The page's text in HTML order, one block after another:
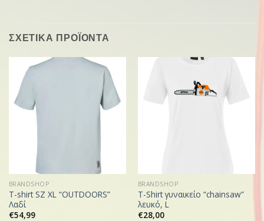
ΣΧΕΤΙΚΑ ΠΡΟΪΟΝΤΑ
BRANDSHOP
T-shirt SZ XL “OUTDOORS”
Λαδί
€54,99
BRANDSHOP
T-Shirt γυναικείο “chainsaw”
λευκό, L
€28,00